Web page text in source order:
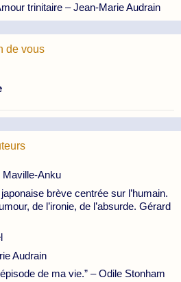
trinitaire – Jean-Marie Audrain
de vous
Maville-Anku
brève centrée sur l’humain.
de l’ironie, de l’absurde. Gérard
Audrain
de ma vie.” – Odile Stonham